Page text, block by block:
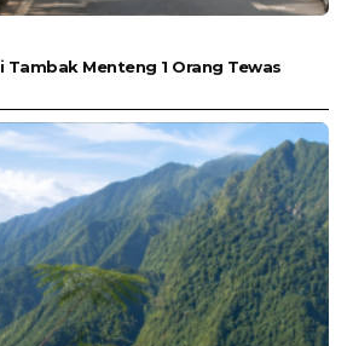
Menteng 1 Orang Tewas